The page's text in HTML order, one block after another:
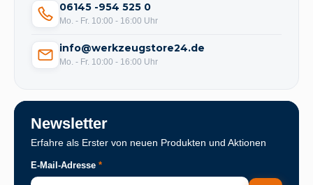
06145 -954 525 0
Mo. - Fr. 10:00 - 16:00 Uhr
info@werkzeugstore24.de
Mo. - Fr. 10:00 - 16:00 Uhr
Newsletter
Erfahre als Erster von neuen Produkten und Aktionen
E-Mail-Adresse *